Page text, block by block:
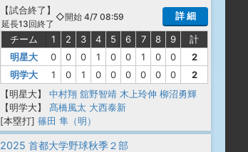
【試合終了 】
延長13回終了
◇開始 4/7 08:59 詳 細
チーム 1 2 3 4 5 6 7 8 9
計
明星大
0 0 0 1 0 0 1 0 0
2
明学大
1 0 1 0 0 0 0 0 0
2
【明星大】
中村翔 舘野智靖 木上玲伸 柳沼勇輝
【明学大】
髙橋風太 大西泰新
[本塁打] 篠田 隼（明）
2025 首都大学野球秋季２部